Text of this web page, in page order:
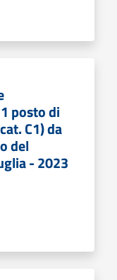
posto di
C1) da
del
- 2023